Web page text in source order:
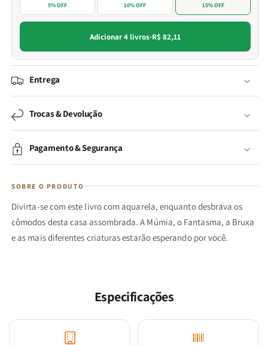
5% OFF 10% OFF 15% OFF
Adicionar 4 livros·R$ 82,11
Entrega
Trocas & Devolução
Pagamento & Segurança
SOBRE O PRODUTO
Divirta-se com este livro com aquarela, enquanto desbrava os
cômodos desta casa assombrada. A Múmia, o Fantasma, a Bruxa
e as mais diferentes criaturas estarão esperando por você.
Especificações